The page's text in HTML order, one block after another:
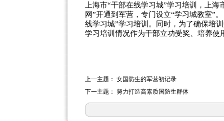
上海市“干部在线学习城”学习培训，上
网”开通到军营，专门设立“学习城教室”
线学习城”学习培训。同时，为了确保培
学习培训情况作为干部立功受奖、培养使
上一主题： 女国防生的军营初记录
下一主题： 努力打造高素质国防生群体